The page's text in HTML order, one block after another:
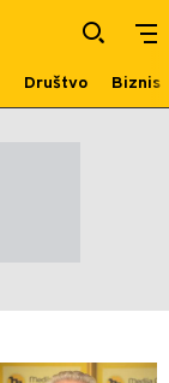
Društvo Biznis